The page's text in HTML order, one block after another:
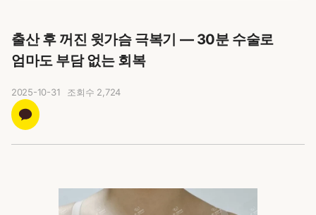
출산 후 꺼진 윗가슴 극복기 — 30분 수술로
엄마도 부담 없는 회복
2025-10-31 조회수 2,724